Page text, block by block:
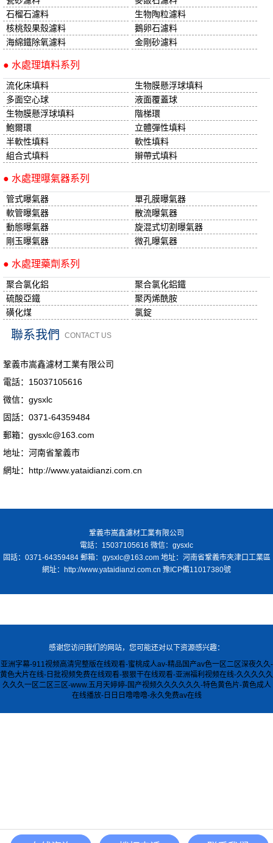
石榴石濾料
生物陶粒濾料
核桃殼果殼濾料
鵝卵石濾料
海綿鐵除氧濾料
金剛砂濾料
● 水處理填料系列
流化床填料
生物膜懸浮球填料
多面空心球
液面覆蓋球
生物膜懸浮球填料
階梯環
鮑爾環
立體彈性填料
半軟性填料
軟性填料
組合式填料
辮帶式填料
● 水處理曝氣器系列
管式曝氣器
單孔膜曝氣器
軟管曝氣器
散流曝氣器
動態曝氣器
旋混式切割曝氣器
剛玉曝氣器
微孔曝氣器
● 水處理藥劑系列
聚合氯化鋁
聚合氯化鋁鐵
硫酸亞鐵
聚丙烯酰胺
磺化煤
氯錠
聯系我們 CONTACT US
鞏義市嵩鑫濾材工業有限公司
電話：15037105616
微信：gysxlc
固話：0371-64359484
郵箱：gysxlc@163.com
地址：河南省鞏義市
網址：http://www.yataidianzi.com.cn
鞏義市嵩鑫濾材工業有限公司
電話：15037105616 微信：gysxlc
固話：0371-64359484 郵箱：gysxlc@163.com 地址：河南省鞏義市夾津口工業區
網址：http://www.yataidianzi.com.cn 豫ICP備11017380號
感谢您访问我们的网站，您可能还对以下资源感兴趣：
亚洲字幕-911视频高清完整版在线观看-蜜桃成人av-精品国产av色一区二区深夜久久-
黄色大片在线-日批视频免费在线观看-狠狠干在线观看-亚洲福利视频在线-久久久久久
久久久一区二区三区-www.五月天婷婷-国产视频久久久久久久-特色黄色片-黄色成人
在线播放-日日日噜噜噜-永久免费av在线